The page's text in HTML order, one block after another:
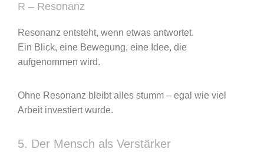
R – Resonanz
Resonanz entsteht, wenn etwas antwortet.
Ein Blick, eine Bewegung, eine Idee, die
aufgenommen wird.
Ohne Resonanz bleibt alles stumm – egal wie viel
Arbeit investiert wurde.
5. Der Mensch als Verstärker